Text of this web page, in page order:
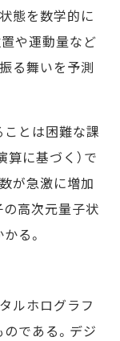
態を数学的に
や運動量など
る舞いを予測
とは困難な課
算に基づく）で
が急激に増加
の高次元量子状
る。
ルホログラフ
である。デジ